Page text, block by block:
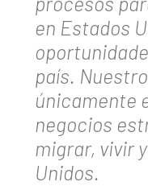
en Estados
país.
únicamente
negocios
migrar, vivir
Unidos.